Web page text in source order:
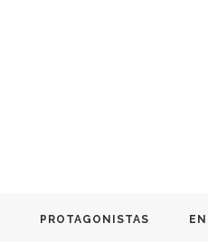
PROTAGONISTAS